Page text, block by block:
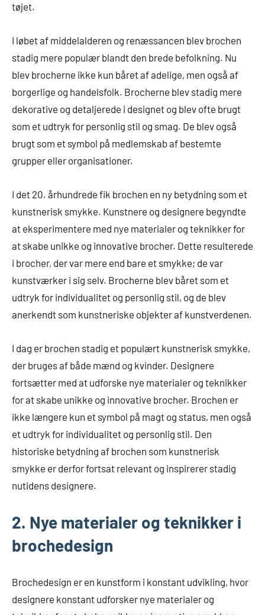
tøjet.
I løbet af middelalderen og renæssancen blev brochen
stadig mere populær blandt den brede befolkning. Nu
blev brocherne ikke kun båret af adelige, men også af
borgerlige og handelsfolk. Brocherne blev stadig mere
dekorative og detaljerede i designet og blev ofte brugt
som et udtryk for personlig stil og smag. De blev også
brugt som et symbol på medlemskab af bestemte
grupper eller organisationer.
I det 20. århundrede fik brochen en ny betydning som et
kunstnerisk smykke. Kunstnere og designere begyndte
at eksperimentere med nye materialer og teknikker for
at skabe unikke og innovative brocher. Dette resulterede
i brocher, der var mere end bare et smykke; de var
kunstværker i sig selv. Brocherne blev båret som et
udtryk for individualitet og personlig stil, og de blev
anerkendt som kunstneriske objekter af kunstverdenen.
I dag er brochen stadig et populært kunstnerisk smykke,
der bruges af både mænd og kvinder. Designere
fortsætter med at udforske nye materialer og teknikker
for at skabe unikke og innovative brocher. Brochen er
ikke længere kun et symbol på magt og status, men også
et udtryk for individualitet og personlig stil. Den
historiske betydning af brochen som kunstnerisk
smykke er derfor fortsat relevant og inspirerer stadig
nutidens designere.
2. Nye materialer og teknikker i
brochedesign
Brochedesign er en kunstform i konstant udvikling, hvor
designere konstant udforsker nye materialer og